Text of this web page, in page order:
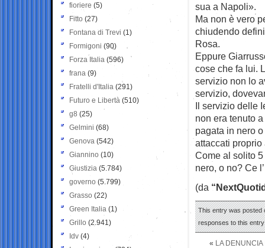
sua a Napoli».
Ma non è vero
chiudendo
Rosa.
Eppure
cose che fa lui.
servizio non lo
servizio,
Il servizio delle
non era tenuto
pagata in nero
attaccati proprio
Come al solito
nero, o no? Ce
(da
This entry was posted
responses to this
« LA DENUNCIA
fioriere (5)
Fitto (27)
Fontana di Trevi (1)
Formigoni (90)
Forza Italia (596)
frana (9)
Fratelli d'Italia (291)
Futuro e Libertà (510)
g8 (25)
Gelmini (68)
Genova (542)
Giannino (10)
Giustizia (5.784)
governo (5.799)
Grasso (22)
Green Italia (1)
Grillo (2.941)
Idv (4)